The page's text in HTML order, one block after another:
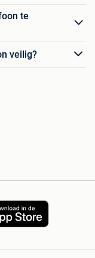
te
veilig?